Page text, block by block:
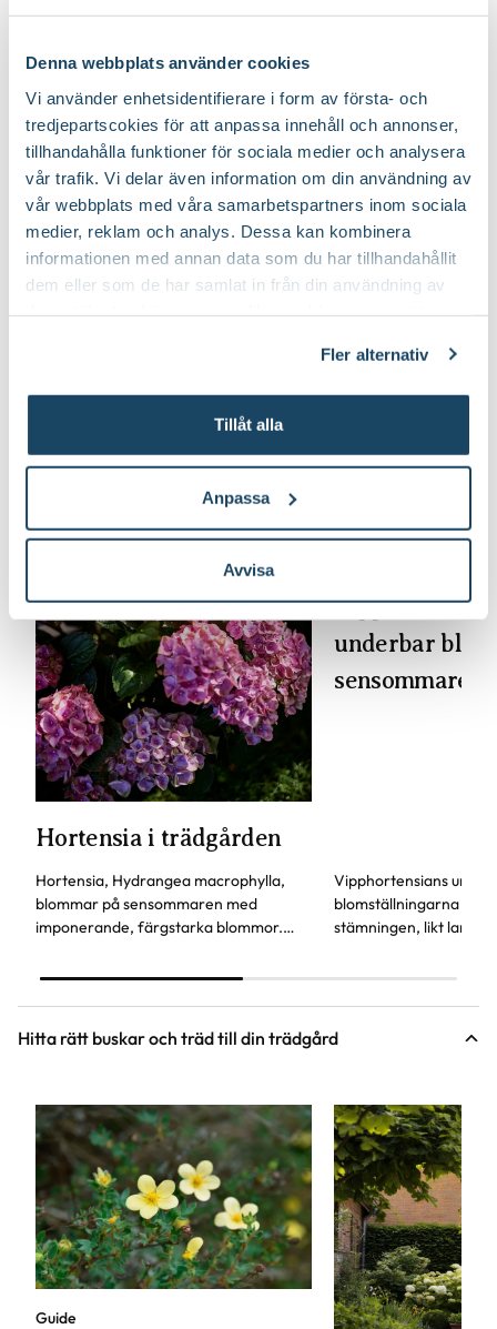
Denna webbplats använder cookies
Vi använder enhetsidentifierare i form av första- och
tredjepartscokies för att anpassa innehåll och annonser,
tillhandahålla funktioner för sociala medier och analysera
vår trafik. Vi delar även information om din användning av
vår webbplats med våra samarbetspartners inom sociala
medier, reklam och analys. Dessa kan kombinera
informationen med annan data som du har tillhandahållit
dem eller som de har samlat in från din användning av
Fler alternativ
Tillåt alla
Anpassa
Avvisa
Utmärkande egenskaper Lång blomningstid
Ursprung Sydvästra till östra Kina, Sachalin, södra Kurilerna,
Japan och Taiwan.
Art nr 103633
Jordprodukter Blåbärsjord, Rododendronjord, Torv naturell
Beskärningssätt Beskär 1-2 knoppar över förra årets
beskärningsnivå, Beskär bort nedfrusna grenar
in till frisk ved
Beskärningstid På hösten, På vårvintern
Blåbärsgödsel
Blomsterlandet PRO
79 90
Välj butik
Online
Slut i lager
Till Produkten
till Blåbärsgödsel produktsida
Felco
579 :-
Online
Till
Tips för hortensia i trädgården
Hortensia i trädgården
Hortensia, Hydrangea macrophylla,
blommar på sensommaren med
imponerande, färgstarka blommor.
färg genom pH-värdet? Hortensian är
Vipphortensia
underbar
sensommaren
Vipphortensians
blomställningarna
stämningen, likt
dessutom den
blev därför utsedd till
Hitta rätt buskar och träd till din trädgård
Guide